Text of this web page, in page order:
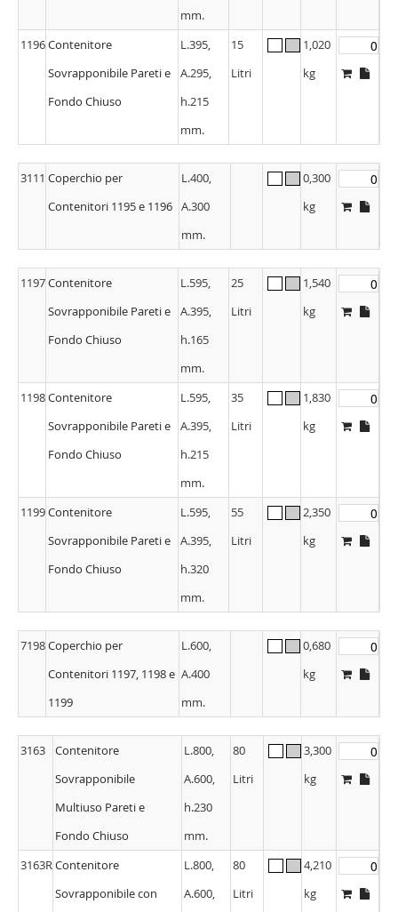
mm.
1196Contenitore
Sovrapponibile Pareti e
Fondo Chiuso
L.395,
A.295,
h.215
mm.
15
Litri
1,020
kg
3111 Coperchio per
Contenitori 1195 e 1196
L.400,
A.300
mm.
0,300
kg
1197Contenitore
Sovrapponibile Pareti e
Fondo Chiuso
L.595,
A.395,
h.165
mm.
25
Litri
1,540
kg
1198Contenitore
Sovrapponibile Pareti e
Fondo Chiuso
L.595,
A.395,
h.215
mm.
35
Litri
1,830
kg
1199Contenitore
Sovrapponibile Pareti e
Fondo Chiuso
L.595,
A.395,
h.320
mm.
55
Litri
2,350
kg
7198Coperchio per
Contenitori 1197, 1198 e
1199
L.600,
A.400
mm.
0,680
kg
3163
Contenitore
Sovrapponibile
Multiuso Pareti e
Fondo Chiuso
L.800,
A.600,
h.230
mm.
80
Litri
3,300
kg
3163R Contenitore
Sovrapponibile con
L.800,
A.600,
80
Litri
4,210
kg